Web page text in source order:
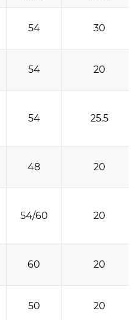
54 30
54 20
54 25.5
48 20
54/60 20
60 20
50 20